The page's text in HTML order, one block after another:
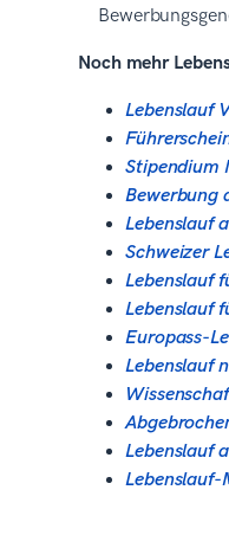
Noch mehr
Lebenslauf
Stipendium
Bewerbung
Lebenslauf
Schweizer
Lebenslauf
Lebenslauf
Europass-
Lebenslauf
Lebenslauf
Lebenslauf-